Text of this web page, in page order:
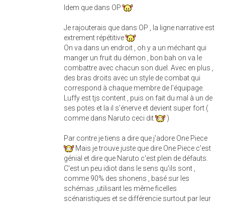
Idem que dans OP
Je rajouterais que dans OP , la ligne narrative est
extrement répétitive
On va dans un endroit , oh y a un méchant qui
manger un fruit du démon , bon bah on va le
combattre avec chacun son duel. Avec en plus ,
des bras droits avec un style de combat qui
correspond à chaque membre de l'équipage.
Luffy est tjs content , puis on fait du mal à un de
ses potes et la il s'énerve et devient super fort (
comme dans Naruto ceci dit
)
Par contre je tiens a dire que j'adore One Piece
Mais je trouve juste que dire One Piece c'est
génial et dire que Naruto c'est plein de défauts.
C'est un peu idiot dans le sens qu'ils sont ,
comme 90% des shonens , basé sur les
schémas ,utilisant les même ficelles
scénaristiques et se différencie surtout par leur